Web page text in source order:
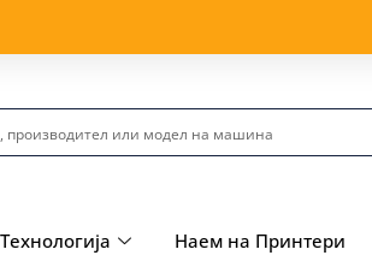
Наем на Принтери